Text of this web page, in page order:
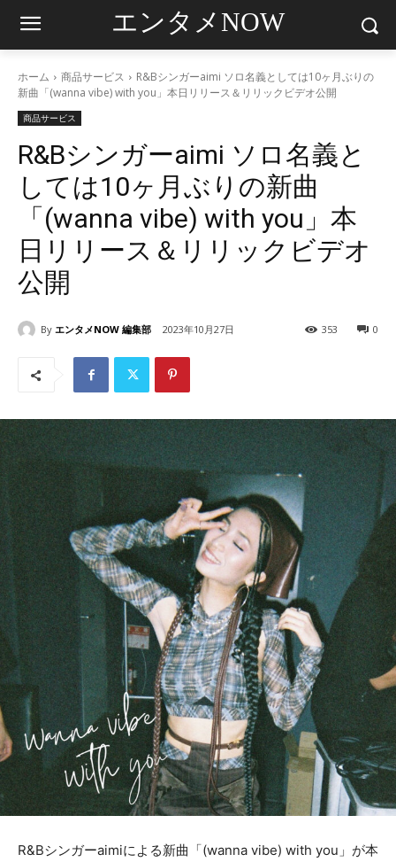
エンタメNOW
ホーム 商品サービス
R&Bシンガーaimi ソロ名義としては10ヶ月ぶりの
新曲「(wanna vibe) with you」本日リリース＆リリックビデオ公開
商品サービス
R&Bシンガーaimi ソロ名義と
しては10ヶ月ぶりの新曲
「(wanna vibe) with you」本
日リリース＆リリックビデオ
公開
By エンタメNOW 編集部 2023年10月27日 0
353
R&Bシンガーaimiによる新曲「(wanna vibe) with you」が本